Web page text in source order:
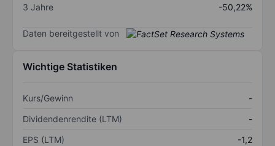
3 Jahre
-50,22%
Daten bereitgestellt von
Wichtige Statistiken
Kurs/Gewinn
-
Dividendenrendite (LTM)
-
EPS (LTM)
-1,2